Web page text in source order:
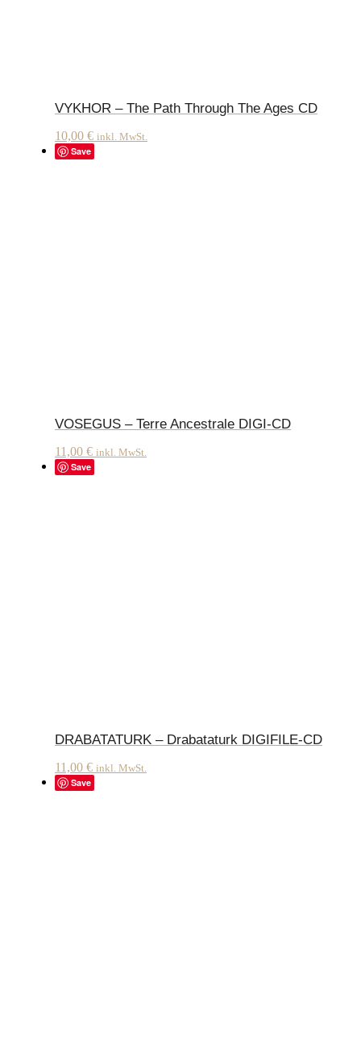
VYKHOR – The Path Through The Ages CD
10,00 € inkl. MwSt.
Save
VOSEGUS – Terre Ancestrale DIGI-CD
11,00 € inkl. MwSt.
Save
DRABATATURK – Drabataturk DIGIFILE-CD
11,00 € inkl. MwSt.
Save